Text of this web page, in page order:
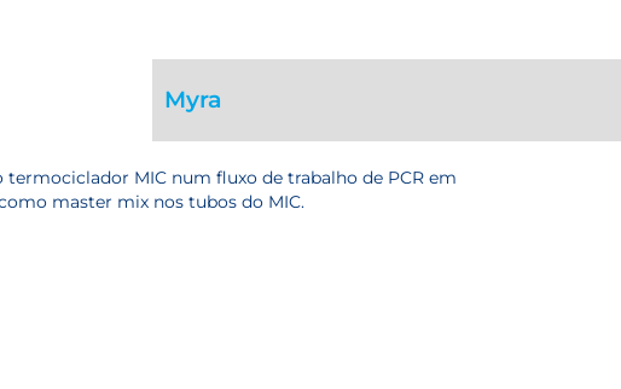
Myra
MIC num fluxo de trabalho de PCR em
master mix nos tubos do MIC.